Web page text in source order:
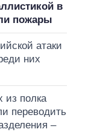
в
пожары
атаки
них
из полка
переводить
–